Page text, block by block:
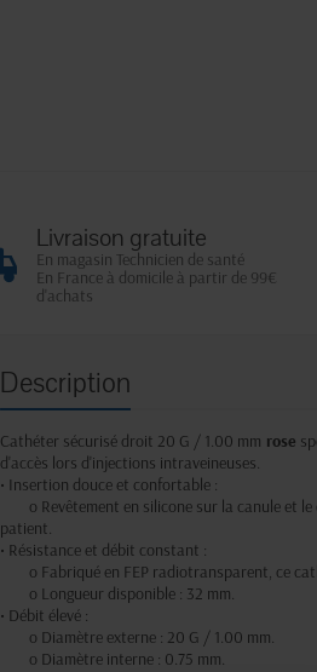
Livraison gratuite
En magasin Technicien de santé
En France à domicile à partir de 99€
d'achats
Description
Cathéter sécurisé droit 20 G / 1.00 mm rose
d'accès lors d'injections intraveineuses.
• Insertion douce et confortable :
o Revêtement en silicone sur la canule et
patient.
• Résistance et débit constant :
o Fabriqué en FEP radiotransparent, ce
o Longueur disponible : 32 mm.
• Débit élevé :
o Diamètre externe : 20 G / 1.00 mm.
o Diamètre interne : 0.75 mm.